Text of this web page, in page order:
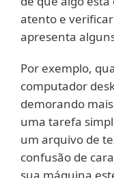
atento e
apresenta
Por exemplo,
computador
demorando
uma tarefa
um arquivo de
confusão de